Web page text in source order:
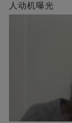
人动机曝光